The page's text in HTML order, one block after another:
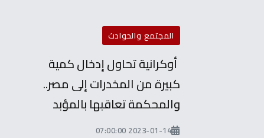
المجتمع والحوادث
أوكرانية تحاول إدخال كمية
كبيرة من المخدرات إلى مصر..
والمحكمة تعاقبها بالمؤبد
2023-01-14 07:00:00